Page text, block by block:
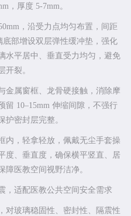
，厚度 5-7mm。
，沿受力点均匀布置，间距
部增设双层弹性缓冲垫，强化
水平居中、垂直受力均匀，避免
开裂。
金属窗框、龙骨硬接触，消除摩
留 10–15mm 伸缩间隙，不强行
护密封层完整。
内，轻拿轻放，佩戴无尘手套操
度、垂直度，确保横平竖直、居
障医教空间视野洁净。
，适配医教公共空间安全需求
对玻璃稳固性、密封性、隔震性